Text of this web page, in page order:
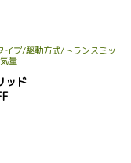
イプ/駆動方式/トランスミッ
量
ッド